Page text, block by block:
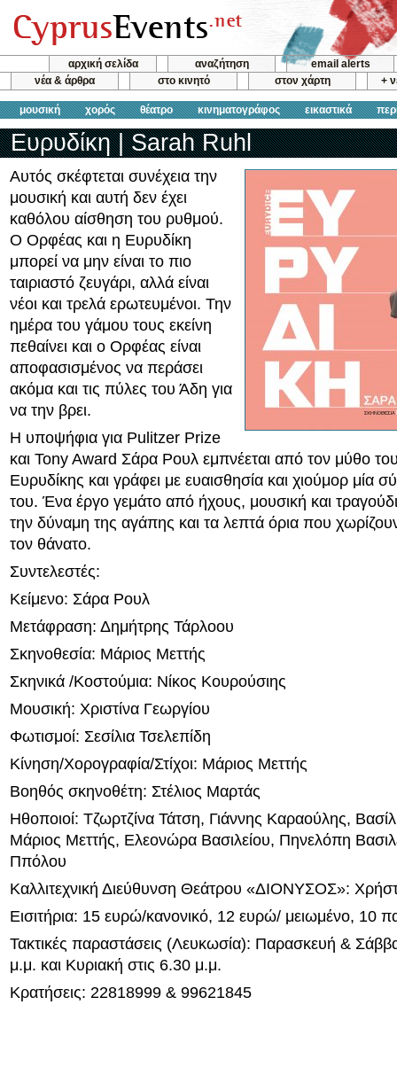
αρχική σελίδα αναζήτηση
email alerts
νέα & άρθρα
στο κινητό στον χάρτη +
μουσική χορός θέατρο κινηματογράφος εικαστικά
Ευρυδίκη | Sarah Ruhl
Αυτός σκέφτεται συνέχεια την
μουσική και αυτή δεν έχει
καθόλου αίσθηση του ρυθμού.
Ο Ορφέας και η Ευρυδίκη
μπορεί να μην είναι το πιο
ταιριαστό ζευγάρι, αλλά είναι
νέοι και τρελά ερωτευμένοι. Την
ημέρα του γάμου τους εκείνη
πεθαίνει και ο Ορφέας είναι
αποφασισμένος να περάσει
ακόμα και τις πύλες του Άδη για
να την βρει.
Η υποψήφια για Pulitzer Prize
και Tony Award Σάρα Ρουλ εμπνέεται από τον μύθο
Ευρυδίκης και γράφει με ευαισθησία και χιούμορ μία
του. Ένα έργο γεμάτο από ήχους, μουσική και τραγούδι
την δύναμη της αγάπης και τα λεπτά όρια που
τον θάνατο.
Συντελεστές:
Κείμενο: Σάρα Ρουλ
Μετάφραση: Δημήτρης Τάρλοου
Σκηνοθεσία: Μάριος Μεττής
Σκηνικά /Κοστούμια: Νίκος Κουρούσιης
Μoυσική: Χριστίνα Γεωργίου
Φωτισμοί: Σεσίλια Τσελεπίδη
Κίνηση/Χορογραφία/Στίχοι: Μάριος Μεττής
Βοηθός σκηνοθέτη: Στέλιος Μαρτάς
Ηθοποιοί: Τζωρτζίνα Τάτση, Γιάννης Καραούλης,
Μάριος Μεττής, Ελεονώρα Βασιλείου, Πηνελόπη
Ππόλου
Καλλιτεχνική Διεύθυνση Θεάτρου «ΔΙΟΝΥΣΟΣ»:
Εισιτήρια: 15 ευρώ/κανονικό, 12 ευρώ/ μειωμένο, 10
Τακτικές παραστάσεις (Λευκωσία): Παρασκευή &
μ.μ. και Κυριακή στις 6.30 μ.μ.
Κρατήσεις: 22818999 & 99621845